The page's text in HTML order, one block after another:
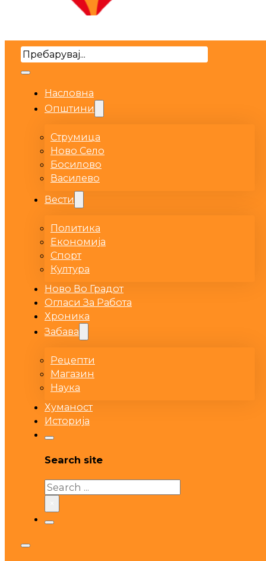
Search
Насловна
Општини
Струмица
Ново Село
Босилово
Василево
Вести
Политика
Економија
Спорт
Култура
Ново Во Градот
Огласи За Работа
Хроника
Забава
Рецепти
Магазин
Наука
Хуманост
Историја
Search site
Search